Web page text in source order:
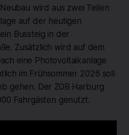
wird aus zwei Teilen
auf der heutigen
Bussteig in der
Zusätzlich wird auf dem
eine Photovoltaikanlage
im Frühsommer 2026 soll
gehen. Der ZOB Harburg
Fahrgästen genutzt.